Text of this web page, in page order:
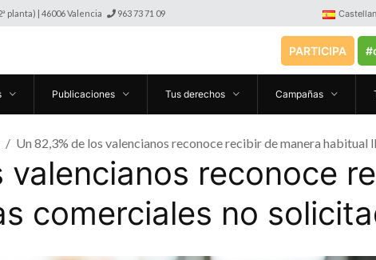
planta) | 46006 Valencia 963 73 71 09
PARTICIPA
Publicaciones Tus derechos Campañas
Un 82,3% de los valencianos reconoce recibir de manera habitual
valencianos reconoce
comerciales no